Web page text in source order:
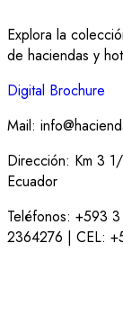
Explora la
de haciendas y
Digital Brochure
Mail:
Dirección: Km 3
Ecuador
Teléfonos: +593
2364276 | CEL: